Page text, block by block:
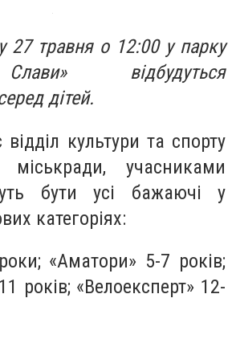
27 травня о 12:00 у парку
відбудуться
дітей.
культури та спорту
міськради, учасниками
бути усі бажаючі у
категоріях:
«Аматори» 5-7 років;
років; «Велоексперт» 12-